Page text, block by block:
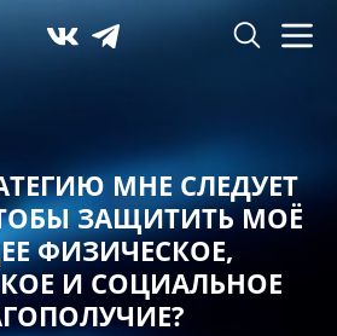
МНЕ СЛЕДУЕТ
ЗАЩИТИТЬ МОЁ
ФИЗИЧЕСКОЕ,
И СОЦИАЛЬНОЕ